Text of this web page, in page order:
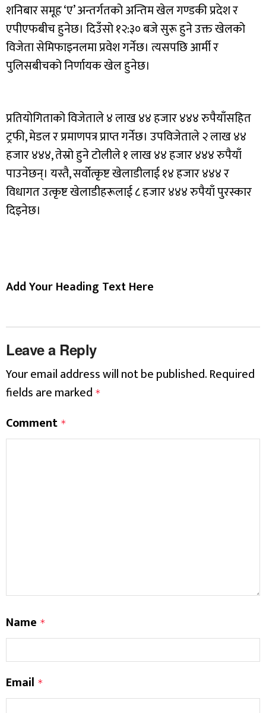
शनिबार समूह ‘ए’ अन्तर्गतको अन्तिम खेल गण्डकी प्रदेश र
एपीएफबीच हुनेछ। दिउँसो १२:३० बजे सुरू हुने उक्त खेलको
विजेता सेमिफाइनलमा प्रवेश गर्नेछ। त्यसपछि आर्मी र
पुलिसबीचको निर्णायक खेल हुनेछ।
प्रतियोगिताको विजेताले ४ लाख ४४ हजार ४४४ रुपैयाँसहित
ट्रफी, मेडल र प्रमाणपत्र प्राप्त गर्नेछ। उपविजेताले २ लाख ४४
हजार ४४४, तेस्रो हुने टोलीले १ लाख ४४ हजार ४४४ रुपैयाँ
पाउनेछन्। यस्तै, सर्वोत्कृष्ट खेलाडीलाई १४ हजार ४४४ र
विधागत उत्कृष्ट खेलाडीहरूलाई ८ हजार ४४४ रुपैयाँ पुरस्कार
दिइनेछ।
Add Your Heading Text Here
Leave a Reply
Your email address will not be published.Required
fields are marked *
Comment *
Name *
Email *